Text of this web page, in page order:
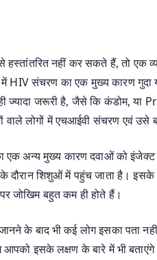
हस्तांतरित नहीं कर सकते हैं, तो
HIV संचरण का एक मुख्य कारण गुदा
ज्यादा जरूरी है, जैसे कि कंडोम,
वाले लोगों में एचआईवी संचरण
अन्य मुख्य कारण दवाओं को इंजेक्ट
दौरान शिशुओं में पहुंच जाता है। इसके
जोखिम बहुत कम ही होते हैं।
के बाद भी कई लोग इसका पता
आपको इसके लक्षण के बारे में भी